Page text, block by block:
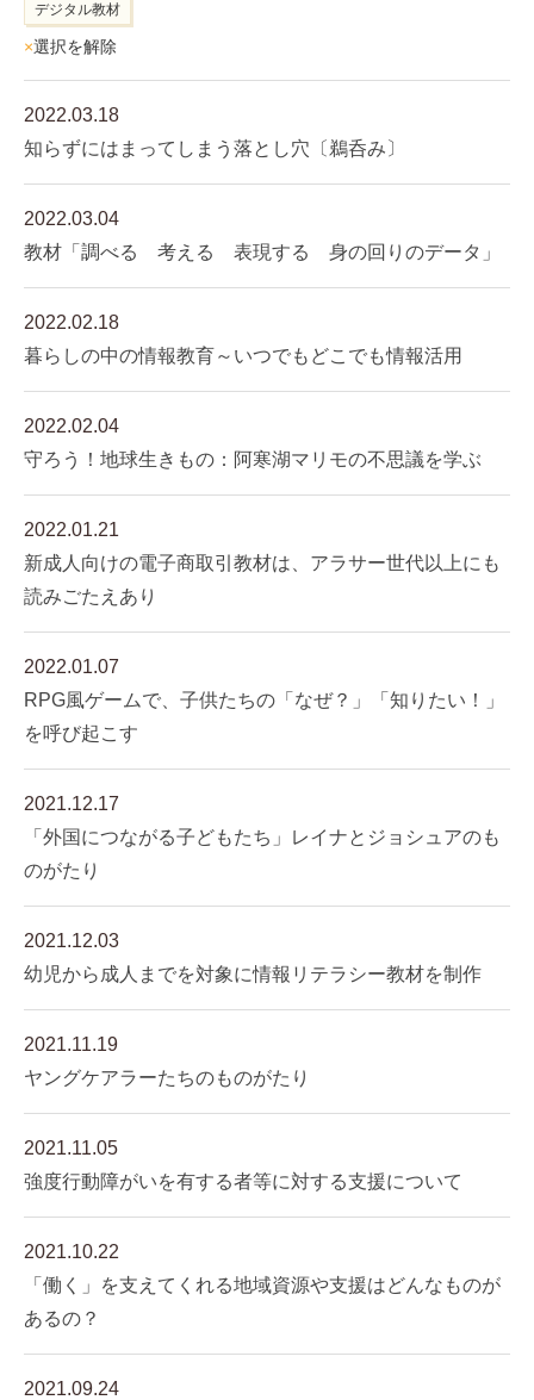
デジタル教材
×選択を解除
2022.03.18
知らずにはまってしまう落とし穴〔鵜呑み〕
2022.03.04
教材「調べる 考える 表現する 身の回りのデータ」
2022.02.18
暮らしの中の情報教育～いつでもどこでも情報活用
2022.02.04
守ろう！地球生きもの：阿寒湖マリモの不思議を学ぶ
2022.01.21
新成人向けの電子商取引教材は、アラサー世代以上にも
読みごたえあり
2022.01.07
RPG風ゲームで、子供たちの「なぜ？」「知りたい！」
を呼び起こす
2021.12.17
「外国につながる子どもたち」レイナとジョシュアのも
のがたり
2021.12.03
幼児から成人までを対象に情報リテラシー教材を制作
2021.11.19
ヤングケアラーたちのものがたり
2021.11.05
強度行動障がいを有する者等に対する支援について
2021.10.22
「働く」を支えてくれる地域資源や支援はどんなものが
あるの？
2021.09.24